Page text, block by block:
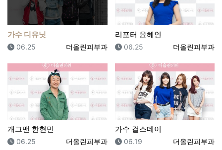
가수 디유닛
등록자
더올린피부과
등록일
06.25
리포터 윤혜인
등록자
더올린피부과
등록일
06.25
개그맨 한현민
등록자
더올린피부과
등록일
06.25
가수 걸스데이
등록자
더올린피부과
등록일
06.19